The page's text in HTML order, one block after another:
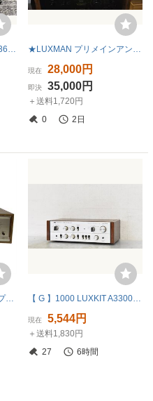
現在 28,000円
即決 35,000円
＋送料1,720円
0
2日
LUXMAN SQ38D 真空管 プリメインアンプ ラックスマン ヴィンテージ 音響機器 ジャンク B11486589 【 G 】1000 LUXKIT A3300 プリアンプ ラックスキット 3255963
現在 5,544円
＋送料1,830円
27
6時間